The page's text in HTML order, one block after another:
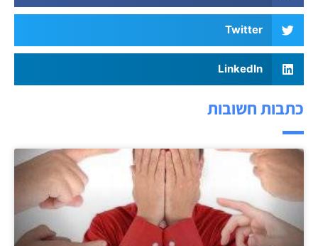
Twitter
LinkedIn
כתבות חשובות